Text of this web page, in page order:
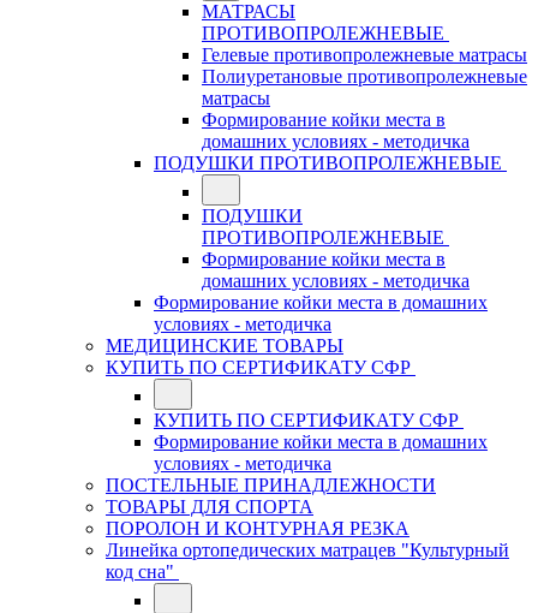
МАТРАСЫ
ПРОТИВОПРОЛЕЖНЕВЫЕ
Гелевые противопролежневые матрасы
Полиуретановые противопролежневые
матрасы
Формирование койки места в
домашних условиях - методичка
ПОДУШКИ ПРОТИВОПРОЛЕЖНЕВЫЕ
ПОДУШКИ
ПРОТИВОПРОЛЕЖНЕВЫЕ
Формирование койки места в
домашних условиях - методичка
Формирование койки места в домашних
условиях - методичка
МЕДИЦИНСКИЕ ТОВАРЫ
КУПИТЬ ПО СЕРТИФИКАТУ СФР
КУПИТЬ ПО СЕРТИФИКАТУ СФР
Формирование койки места в домашних
условиях - методичка
ПОСТЕЛЬНЫЕ ПРИНАДЛЕЖНОСТИ
ТОВАРЫ ДЛЯ СПОРТА
ПОРОЛОН И КОНТУРНАЯ РЕЗКА
Линейка ортопедических матрацев "Культурный
код сна"